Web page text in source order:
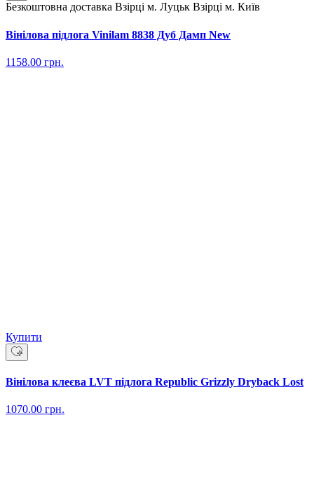
Безкоштовна доставка Взірці м. Луцьк Взірці м. Київ
Вінілова підлога Vinilam 8838 Дуб Дамп New
1158.00 грн.
Купити
Вінілова клеєва LVT підлога Republic Grizzly Dryback Lost
1070.00 грн.